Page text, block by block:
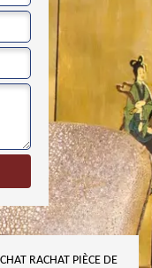
RACHAT PIÈCE DE